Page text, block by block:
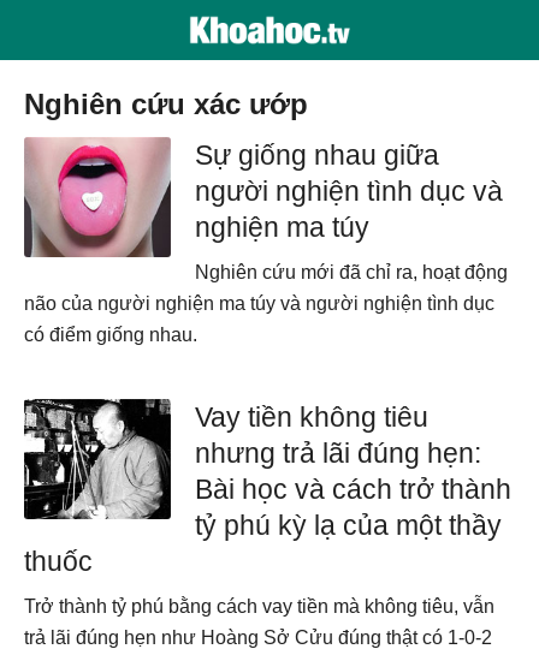
nghiên cứu xác ướp
Sự giống nhau giữa
người nghiện tình dục và
nghiện ma túy
Nghiên cứu mới đã chỉ ra, hoạt động
não của người nghiện ma túy và người nghiện tình dục
có điểm giống nhau.
Vay tiền không tiêu
nhưng trả lãi đúng hẹn:
Bài học và cách trở thành
tỷ phú kỳ lạ của một thầy
thuốc
Trở thành tỷ phú bằng cách vay tiền mà không tiêu, vẫn
trả lãi đúng hẹn như Hoàng Sở Cửu đúng thật có 1-0-2